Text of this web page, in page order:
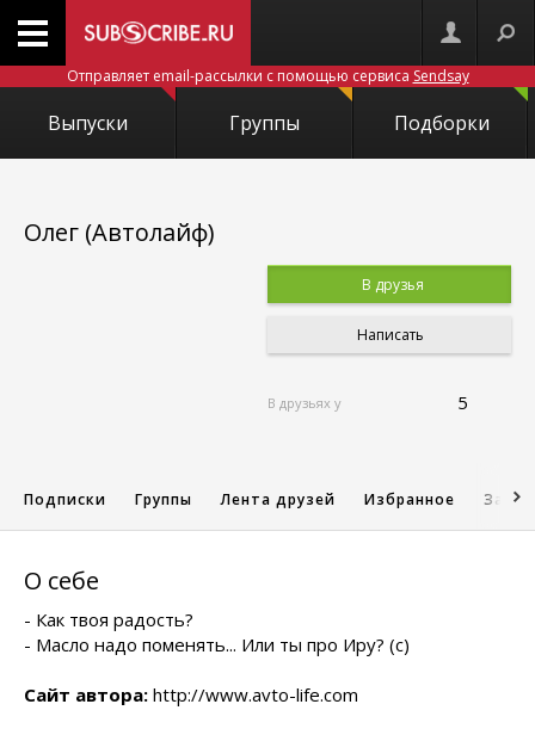
Отправляет email-рассылки с помощью сервиса Sendsay
Выпуски Группы Подборки
Олег (Автолайф)
В друзья
Написать
В друзьях у 5
Подписки Группы Лента друзей Избранное
О себе
- Как твоя радость?
- Масло надо поменять... Или ты про Иру? (c)
Сайт автора: http://www.avto-life.com